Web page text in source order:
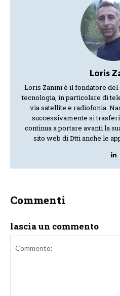
Loris
Loris Zanini è il fondatore del
tecnologia, in particolare di
via satellite e radiofonia.
successivamente si
continua a portare avanti la
sito web di Dtti anche le
Commenti
lascia un commento